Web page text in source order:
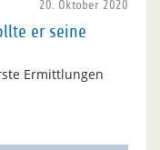
20. Oktober 2020
er seine
Ermittlungen